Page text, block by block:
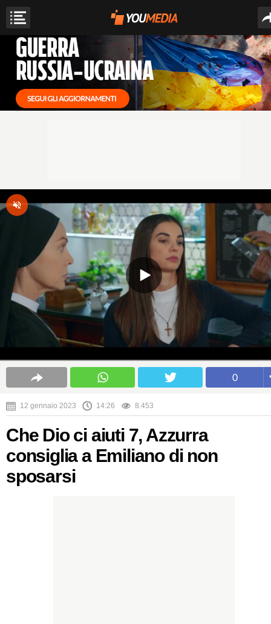
0
12 gennaio 2023 14:26 8.453
Che Dio ci aiuti 7, Azzurra
consiglia a Emiliano di non
sposarsi